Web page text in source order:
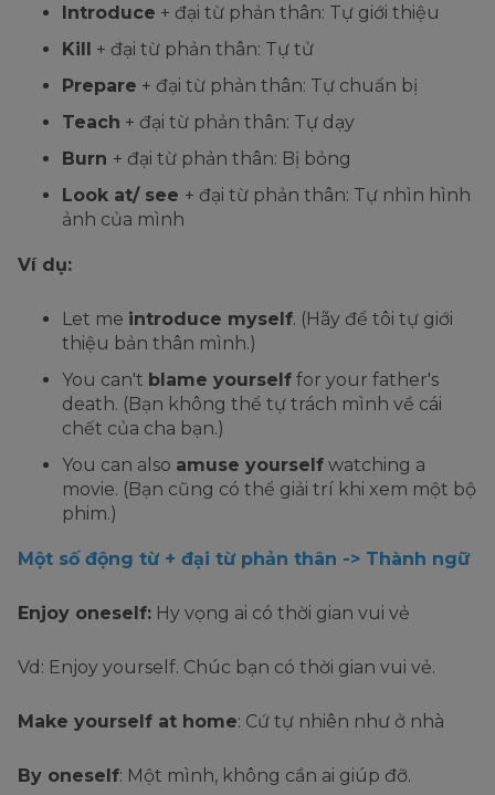
Introduce + đại từ phản thân: Tự giới thiệu
Kill + đại từ phản thân: Tự tử
Prepare + đại từ phản thân: Tự chuẩn bị
Teach + đại từ phản thân: Tự dạy
Burn + đại từ phản thân: Bị bỏng
Look at/ see + đại từ phản thân: Tự nhìn hình
ảnh của mình
Ví dụ:
Let me introduce myself. (Hãy để tôi tự giới
thiệu bản thân mình.)
You can't blame yourself for your father's
death. (Bạn không thể tự trách mình về cái
chết của cha bạn.)
You can also amuse yourself watching a
movie. (Bạn cũng có thể giải trí khi xem một bộ
phim.)
Một số động từ + đại từ phản thân -> Thành ngữ
Enjoy oneself: Hy vọng ai có thời gian vui vẻ
Vd: Enjoy yourself. Chúc bạn có thời gian vui vẻ.
Make yourself at home: Cứ tự nhiên như ở nhà
By oneself: Một mình, không cần ai giúp đỡ.